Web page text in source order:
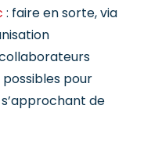
: faire en sorte, via
pour
de